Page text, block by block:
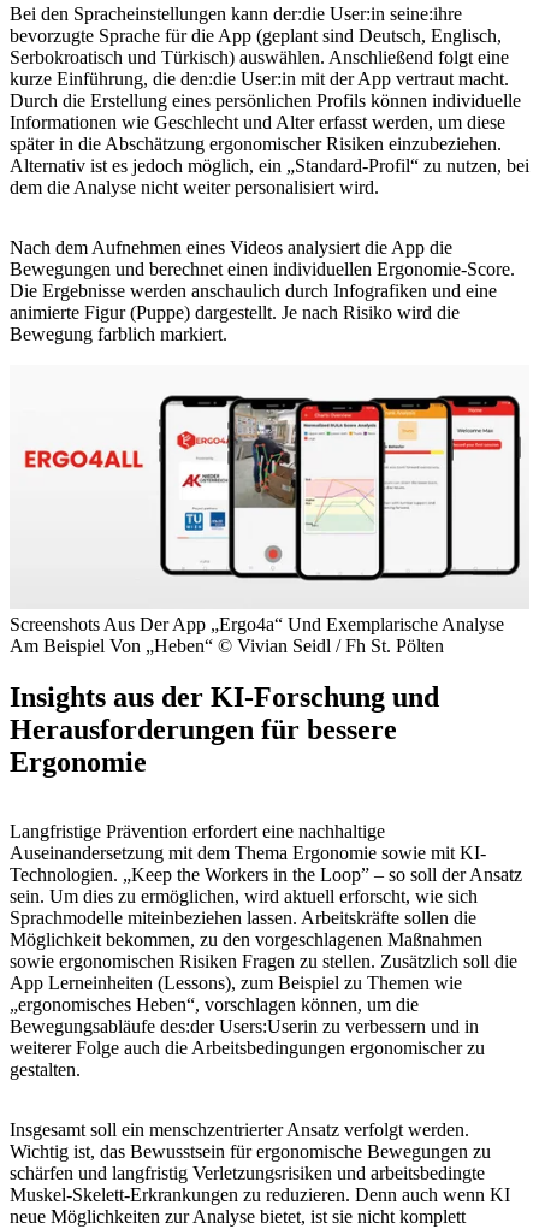
Bei den Spracheinstellungen kann der:die User:in seine:ihre
bevorzugte Sprache für die App (geplant sind Deutsch, Englisch,
Serbokroatisch und Türkisch) auswählen. Anschließend folgt eine
kurze Einführung, die den:die User:in mit der App vertraut macht.
Durch die Erstellung eines persönlichen Profils können individuelle
Informationen wie Geschlecht und Alter erfasst werden, um diese
später in die Abschätzung ergonomischer Risiken einzubeziehen.
Alternativ ist es jedoch möglich, ein „Standard-Profil“ zu nutzen, bei
dem die Analyse nicht weiter personalisiert wird.
Nach dem Aufnehmen eines Videos analysiert die App die
Bewegungen und berechnet einen individuellen Ergonomie-Score.
Die Ergebnisse werden anschaulich durch Infografiken und eine
animierte Figur (Puppe) dargestellt. Je nach Risiko wird die
Bewegung farblich markiert.
Screenshots Aus Der App „Ergo4a“ Und Exemplarische Analyse
Am Beispiel Von „Heben“ © Vivian Seidl / Fh St. Pölten
Insights aus der KI-Forschung und
Herausforderungen für bessere
Ergonomie
Langfristige Prävention erfordert eine nachhaltige
Auseinandersetzung mit dem Thema Ergonomie sowie mit KI-
Technologien. „Keep the Workers in the Loop” – so soll der Ansatz
sein. Um dies zu ermöglichen, wird aktuell erforscht, wie sich
Sprachmodelle miteinbeziehen lassen. Arbeitskräfte sollen die
Möglichkeit bekommen, zu den vorgeschlagenen Maßnahmen
sowie ergonomischen Risiken Fragen zu stellen. Zusätzlich soll die
App Lerneinheiten (Lessons), zum Beispiel zu Themen wie
„ergonomisches Heben“, vorschlagen können, um die
Bewegungsabläufe des:der Users:Userin zu verbessern und in
weiterer Folge auch die Arbeitsbedingungen ergonomischer zu
gestalten.
Insgesamt soll ein menschzentrierter Ansatz verfolgt werden.
Wichtig ist, das Bewusstsein für ergonomische Bewegungen zu
schärfen und langfristig Verletzungsrisiken und arbeitsbedingte
Muskel-Skelett-Erkrankungen zu reduzieren. Denn auch wenn KI
neue Möglichkeiten zur Analyse bietet, ist sie nicht komplett